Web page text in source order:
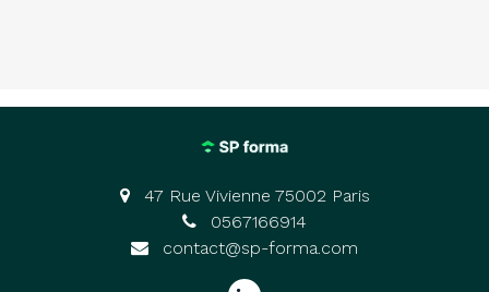
47 Rue Vivienne 75002 Paris
0567166914
contact@sp-forma.com